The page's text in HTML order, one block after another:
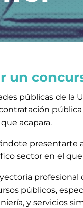
un
públicas de la
acapara.
presentarte
sector en el
profesional
públicos,
y servicios